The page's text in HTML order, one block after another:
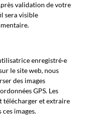
validation de votre
sera visible
enregistré·e
le site web, nous
des images
GPS. Les
télécharger et extraire
images.